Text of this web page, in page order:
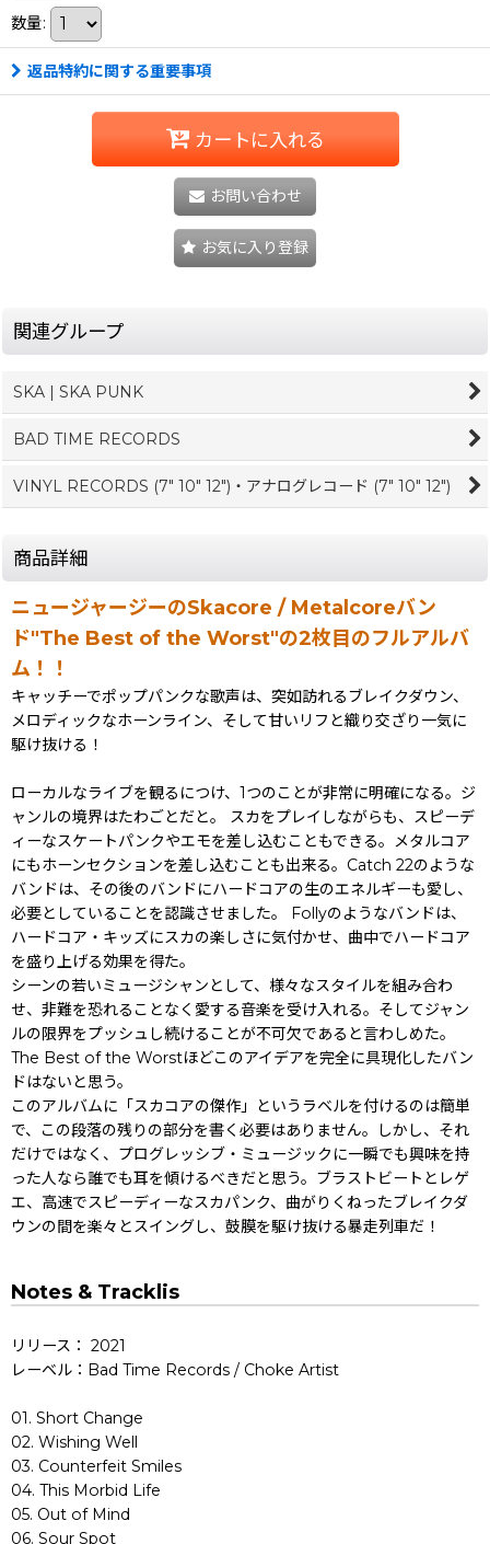
数量:
返品特約に関する重要事項
カートに入れる
お問い合わせ
お気に入り登録
関連グループ
SKA | SKA PUNK
BAD TIME RECORDS
VINYL RECORDS (7" 10" 12")・アナログレコード (7" 10" 12")
商品詳細
ニュージャージーのSkacore / Metalcoreバン
ド"The Best of the Worst"の2枚目のフルアルバ
ム！！
キャッチーでポップパンクな歌声は、突如訪れるブレイクダウン、
メロディックなホーンライン、そして甘いリフと織り交ざり一気に
駆け抜ける！
ローカルなライブを観るにつけ、1つのことが非常に明確になる。ジ
ャンルの境界はたわごとだと。 スカをプレイしながらも、スピーデ
ィーなスケートパンクやエモを差し込むこともできる。メタルコア
にもホーンセクションを差し込むことも出来る。Catch 22のような
バンドは、その後のバンドにハードコアの生のエネルギーも愛し、
必要としていることを認識させました。 Follyのようなバンドは、
ハードコア・キッズにスカの楽しさに気付かせ、曲中でハードコア
を盛り上げる効果を得た。
シーンの若いミュージシャンとして、様々なスタイルを組み合わ
せ、非難を恐れることなく愛する音楽を受け入れる。そしてジャン
ルの限界をプッシュし続けることが不可欠であると言わしめた。
The Best of the Worstほどこのアイデアを完全に具現化したバン
ドはないと思う。
このアルバムに「スカコアの傑作」というラベルを付けるのは簡単
で、この段落の残りの部分を書く必要はありません。しかし、それ
だけではなく、プログレッシブ・ミュージックに一瞬でも興味を持
った人なら誰でも耳を傾けるべきだと思う。ブラストビートとレゲ
エ、高速でスピーディーなスカパンク、曲がりくねったブレイクダ
ウンの間を楽々とスイングし、鼓膜を駆け抜ける暴走列車だ！
Notes & Tracklis
リリース： 2021
レーベル：Bad Time Records / Choke Artist
01. Short Change
02. Wishing Well
03. Counterfeit Smiles
04. This Morbid Life
05. Out of Mind
06. Sour Spot